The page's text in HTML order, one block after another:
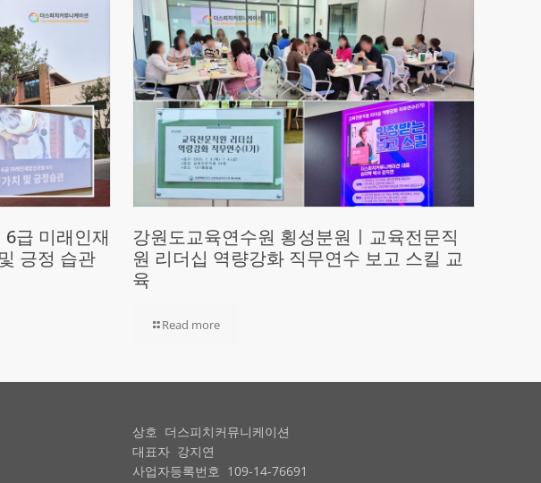
급 미래인재
긍정 습관
강원도교육연수원 횡성분원ㅣ교육전문직
원 리더십 역량강화 직무연수 보고 스킬 교
육
Read more
상호 더스피치커뮤니케이션
대표자 강지연
사업자등록번호 109-14-76691